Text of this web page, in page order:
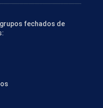
fechados de